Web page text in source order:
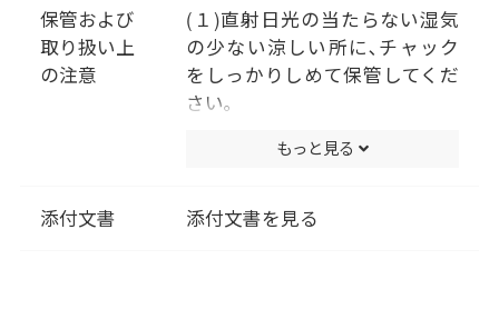
ンゾウ・ケイガイ各０．９ｇ、
ショウキョウ０．６ｇより抽
出。〕
添加物として、二酸化ケイ素、
ａ、クロスポビドン、ステアリ
保管および
取り扱い上
の注意
(１)直射日光の当たらない湿気
の少ない涼しい所に､チャック
をしっかりしめて保管してくだ
さい｡
管してください｡
ください｡(誤用の原因になった
もっと見る
添付文書 添付文書を見る